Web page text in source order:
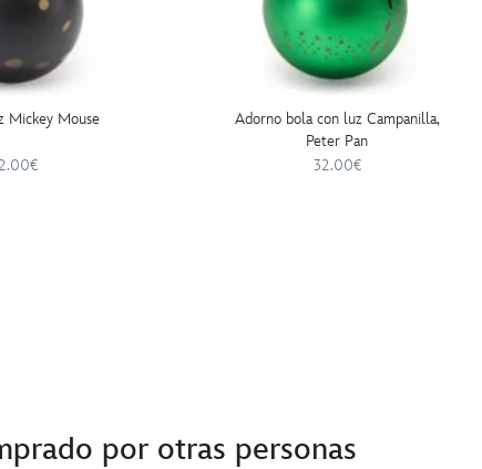
Mickey Mouse
Adorno bola con luz Campanilla,
Peter Pan
32.00€
por otras personas